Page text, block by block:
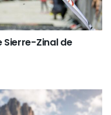
Sierre-Zinal de